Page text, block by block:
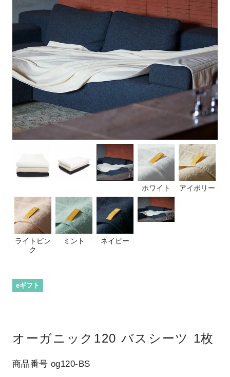
ホワイト アイボリー
ライトピン
ク
ミント ネイビー
eギフト
オーガニック120 バスシーツ 1枚
商品番号 og120-BS